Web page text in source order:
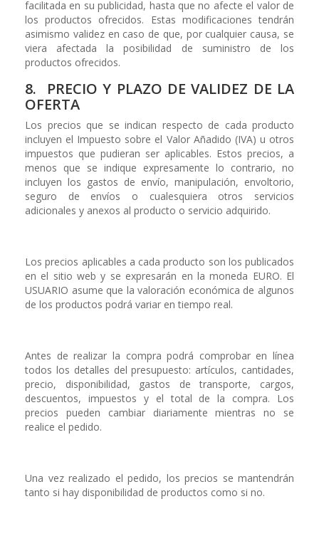
facilitada en su publicidad, hasta que no afecte el valor de
los productos ofrecidos. Estas modificaciones tendrán
asimismo validez en caso de que, por cualquier causa, se
viera afectada la posibilidad de suministro de los
productos ofrecidos.
8. PRECIO Y PLAZO DE VALIDEZ DE LA
OFERTA
Los precios que se indican respecto de cada producto
incluyen el Impuesto sobre el Valor Añadido (IVA) u otros
impuestos que pudieran ser aplicables. Estos precios, a
menos que se indique expresamente lo contrario, no
incluyen los gastos de envío, manipulación, envoltorio,
seguro de envíos o cualesquiera otros servicios
adicionales y anexos al producto o servicio adquirido.
Los precios aplicables a cada producto son los publicados
en el sitio web y se expresarán en la moneda EURO. El
USUARIO asume que la valoración económica de algunos
de los productos podrá variar en tiempo real.
Antes de realizar la compra podrá comprobar en línea
todos los detalles del presupuesto: artículos, cantidades,
precio, disponibilidad, gastos de transporte, cargos,
descuentos, impuestos y el total de la compra. Los
precios pueden cambiar diariamente mientras no se
realice el pedido.
Una vez realizado el pedido, los precios se mantendrán
tanto si hay disponibilidad de productos como si no.